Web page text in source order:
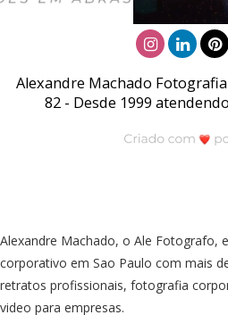
Alexandre Machado Fotografia
82 - Desde 1999
Alexandre Machado, o Ale Fotografo,
corporativo em Sao Paulo com mais
retratos profissionais, fotografia
video para empresas.